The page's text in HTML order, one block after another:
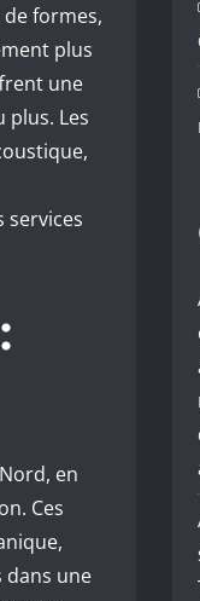
formes,
plus
une
plus. Les
services
en
Ces
dans une